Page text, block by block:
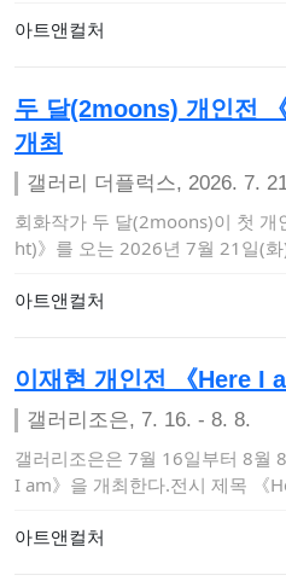
아트앤컬처
두 달(2moons) 개인전 《빛 사이》
개최
갤러리 더플럭스,
회화작가 두 달(2moons)이 첫
ht)》를 오는 2026년 7월 21일(
아트앤컬처
이재현 개인전 《Here I
갤러리조은, 7. 16. - 8. 8.
갤러리조은은 7월 16일부터 8월
I am》을 개최한다.전시 제목 《
아트앤컬처